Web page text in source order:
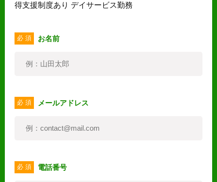
得支援制度あり デイサービス勤務
必 須 お名前
必 須 メールアドレス
必 須 電話番号